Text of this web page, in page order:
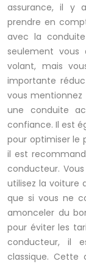
assurance, il y
prendre en
avec la
seulement vous
volant, mais
importante
vous
une conduite
confiance. Il est
pour optimiser le
il est
conducteur.
utilisez la voiture
que si vous ne
amonceler du
pour éviter les
conducteur, il
classique. Cette